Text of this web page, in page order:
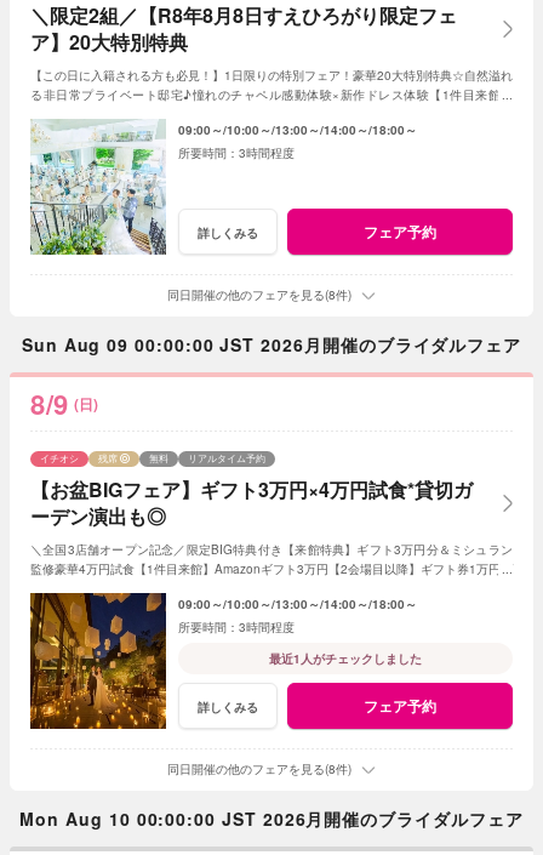
＼限定2組／【R8年8月8日すえひろがり限定フェ
ア】20大特別特典
【この日に入籍される方も必見！】1日限りの特別フェア！豪華20大特別特典☆自然溢れ
る非日常プライベート邸宅♪憧れのチャペル感動体験×新作ドレス体験【1件目来館】
09:00～ 10:00～ 13:00～ 14:00～ 18:00～
3時間程度
詳しくみる フェア予約
同日開催の他のフェアを見る(8件)
Sun Aug 09 00:00:00 JST 2026月開催のブライダルフェア
8/9 (日)
【お盆BIGフェア】ギフト3万円×4万円試食*貸切ガ
ーデン演出も◎
イチオシ 残席 無料 リアルタイム予約
＼全国3店舗オープン記念／限定BIG特典付き【来館特典】ギフト3万円分＆ミシュラン
監修豪華4万円試食【1件目来館】Amazonギフト3万円【2会場目以降】ギフト券1万円プ
09:00～ 10:00～ 13:00～ 14:00～ 18:00～
3時間程度
最近1人がチェックしました
詳しくみる フェア予約
同日開催の他のフェアを見る(8件)
Mon Aug 10 00:00:00 JST 2026月開催のブライダルフェア